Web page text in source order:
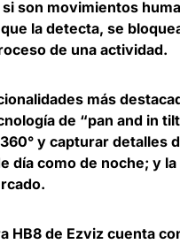
son movimientos
la detecta, se
de una actividad.
más
de “pan and in
y capturar detalles
día como de noche; y
HB8 de Ezviz cuenta